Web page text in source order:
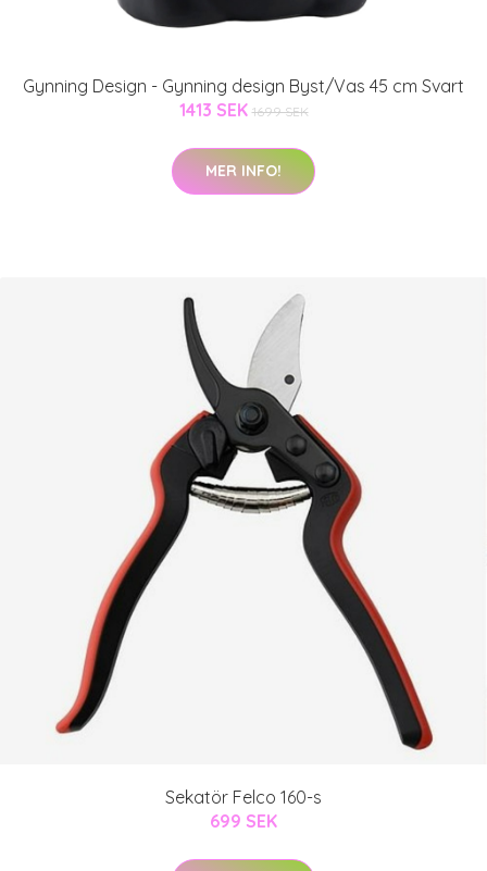
Gynning Design - Gynning design Byst/Vas 45 cm Svart
1413 SEK 1699 SEK
MER INFO!
Sekatör Felco 160-s
699 SEK